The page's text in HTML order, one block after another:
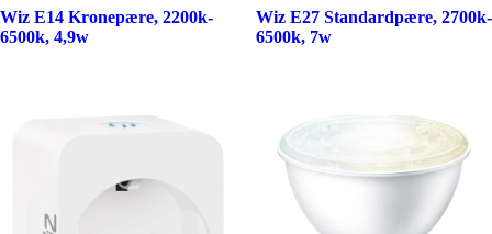
Wiz E14 Kronepære, 2200k-
6500k, 4,9w
Wiz E27 Standardpære, 2700k-
6500k, 7w